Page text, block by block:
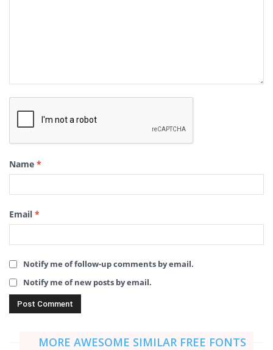
Name *
Email *
Notify me of follow-up comments by email.
Notify me of new posts by email.
MORE AWESOME SIMILAR FREE FONTS